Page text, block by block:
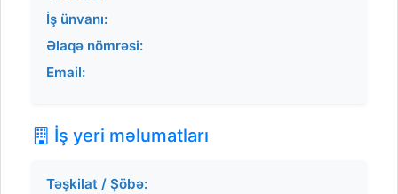
İş ünvanı:
Əlaqə nömrəsi:
Email:
İş yeri məlumatları
Təşkilat / Şöbə: